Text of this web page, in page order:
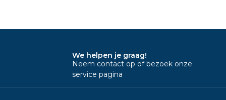
We helpen je graag!
Neem contact op of bezoek onze
service pagina